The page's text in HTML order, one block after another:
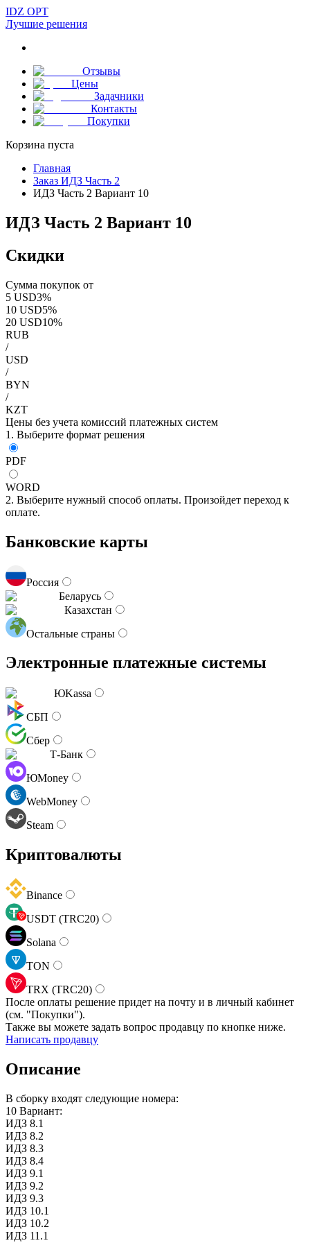
IDZ OPT
Лучшие решения
Отзывы
Цены
Задачники
Контакты
Покупки
Корзина пуста
Главная
Заказ ИДЗ Часть 2
ИДЗ Часть 2 Вариант 10
ИДЗ Часть 2 Вариант 10
Скидки
Сумма покупок от
5 USD3%
10 USD5%
20 USD10%
RUB
/
USD
/
BYN
/
KZT
Цены без учета комиссий платежных систем
1. Выберите формат решения
PDF
WORD
2. Выберите нужный способ оплаты. Произойдет переход к
оплате.
Банковские карты
Россия
Беларусь
Казахстан
Остальные страны
Электронные платежные системы
ЮKassa
СБП
Сбер
Т-Банк
ЮMoney
WebMoney
Steam
Криптовалюты
Binance
USDT (TRC20)
Solana
TON
TRX (TRC20)
После оплаты решение придет на почту и в личный кабинет
(см. "Покупки").
Также вы можете задать вопрос продавцу по кнопке ниже.
Написать продавцу
Описание
В сборку входят следующие номера:
10 Вариант:
ИДЗ 8.1
ИДЗ 8.2
ИДЗ 8.3
ИДЗ 8.4
ИДЗ 9.1
ИДЗ 9.2
ИДЗ 9.3
ИДЗ 10.1
ИДЗ 10.2
ИДЗ 11.1